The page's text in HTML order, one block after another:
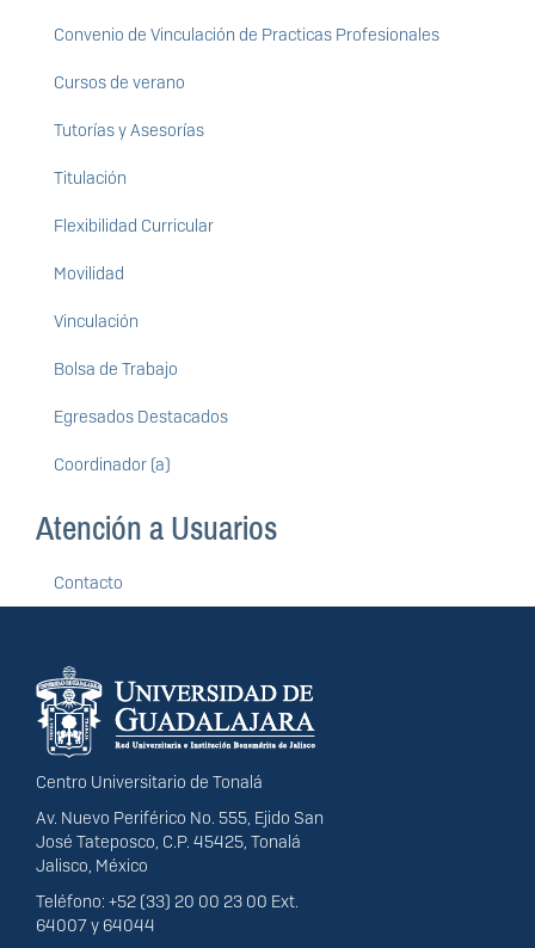
Convenio de Vinculación de Practicas Profesionales
Cursos de verano
Tutorías y Asesorías
Titulación
Flexibilidad Curricular
Movilidad
Vinculación
Bolsa de Trabajo
Egresados Destacados
Coordinador (a)
Atención a Usuarios
Contacto
Información del
portal
Centro Universitario de Tonalá
Av. Nuevo Periférico No. 555, Ejido San
José Tateposco, C.P. 45425, Tonalá
Jalisco, México
Teléfono: +52 (33) 20 00 23 00 Ext.
64007 y 64044